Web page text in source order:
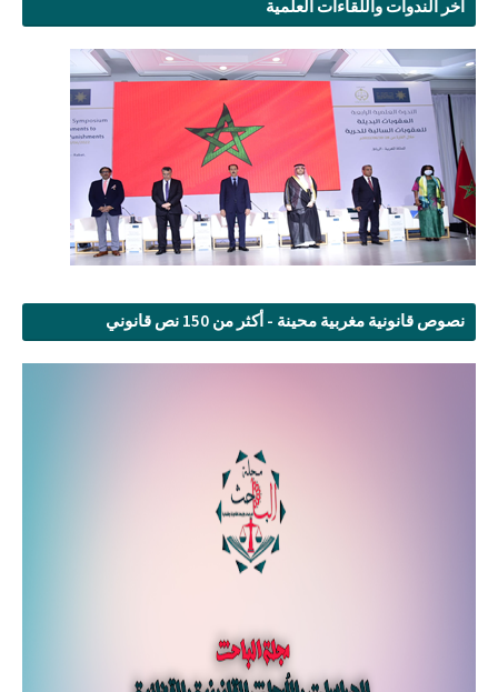
آخر الندوات واللقاءات العلمية
نصوص قانونية مغربية محينة - أكثر من 150 نص قانوني